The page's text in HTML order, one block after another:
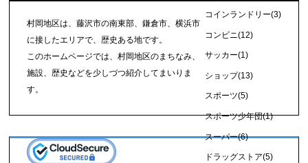
コインランドリー(3)
コンビニ(12)
サッカー(1)
ショップ(13)
スポーツ(5)
スポーツ少年団(1)
スーパー(6)
ドラッグストア(5)
村岡地区は、藤沢市の南東部、鎌倉市、横浜市
に接したエリアで、歴史ある地です。
このホームページでは、村岡地区のまちなみ、
施設、歴史などを少しづつ紹介してまいりま
す。